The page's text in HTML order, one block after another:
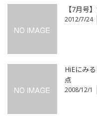
【7月号
2012/7/24
HiEにみ
点
2008/12/1